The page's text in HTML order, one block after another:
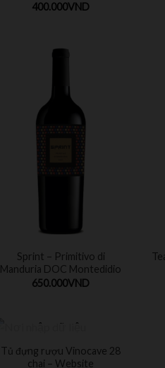
400.000VND
Sprint – Primitivo di
Manduria DOC Montedidio
650.000VND
HẾT HÀNG
Tủ đựng rượu Vinocave 28
chai – Website